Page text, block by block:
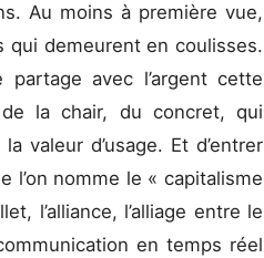
Au moins à première vue,
qui demeurent en coulisses.
partage avec l’argent cette
de la chair, du concret, qui
valeur d’usage. Et d’entrer
l’on nomme le « capitalisme
l’alliance, l’alliage entre le
en temps réel